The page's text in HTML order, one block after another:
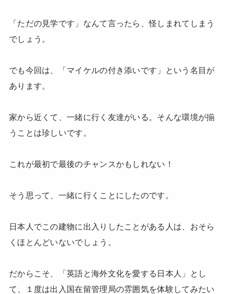
「ただの見学です」なんて言ったら、怪しまれてしまう
でしょう。
でも今回は、「マイケルの付き添いです」という名目が
あります。
家から近くて、一緒に行く友達がいる。そんな環境が揃
うことは珍しいです。
これが最初で最後のチャンスかもしれない！
そう思って、一緒に行くことにしたのです。
日本人でこの建物に出入りしたことがある人は、おそら
くほとんどいないでしょう。
だからこそ、「英語と海外文化を愛する日本人」とし
て、１度は出入国在留管理局の雰囲気を体験してみたい